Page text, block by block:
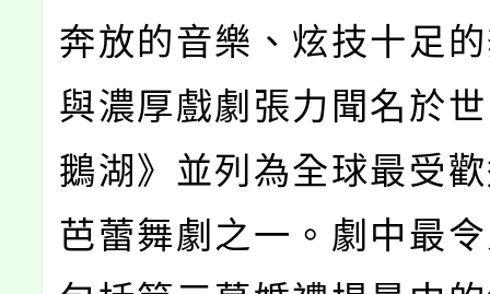
奔放的音樂、炫技十足
與濃厚戲劇張力聞名於
鵝湖》並列為全球最受
芭蕾舞劇之一。劇中最